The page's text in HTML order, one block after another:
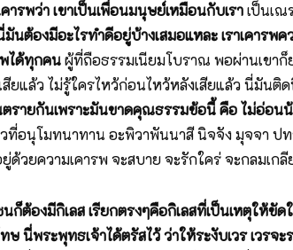
รพว่า เขาเป็นเพื่อนมนุษย์เหมือนกับเราเป็นเณ
ต้องมีอะไรทำดีอยู่บ้างเสมอแหละ เราเคารพ
พได้ทุกคนผู้ที่ถือธรรมเนียมโบราณ พอผ่านเขาก็
แล้ว ไม่รู้ใครไหว้ก่อนไหว้หลังเสียแล้ว นี่มันติด
ตรายกันเพราะมันขาดคุณธรรมข้อนี้ คือ ไม่อ่อน
นุโมทนาทาน อะพิวาพันนาสี นิจจัง มุจจา ปท
ยความเคารพ จะสบาย จะรักใคร่ จะกลมเก
นก็ต้องมีกิเลส เรียกตรงๆคือกิเลสที่เป็นเหตุให้
พระพุทธเจ้าได้ตรัสไว้ ว่าให้ระงับเวร เวรจะ